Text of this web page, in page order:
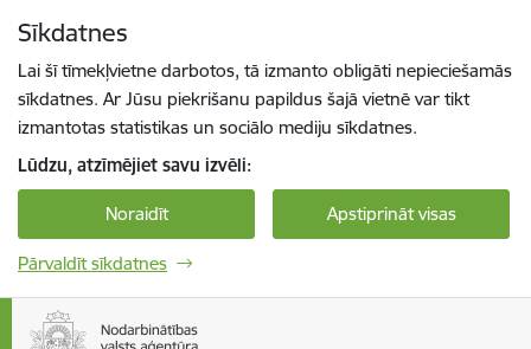
Sīkdatnes
Lai šī tīmekļvietne darbotos, tā izmanto obligāti nepieciešamās
sīkdatnes. Ar Jūsu piekrišanu papildus šajā vietnē var tikt
izmantotas statistikas un sociālo mediju sīkdatnes.
Lūdzu, atzīmējiet savu izvēli:
Noraidīt Apstiprināt visas
Pārvaldīt sīkdatnes